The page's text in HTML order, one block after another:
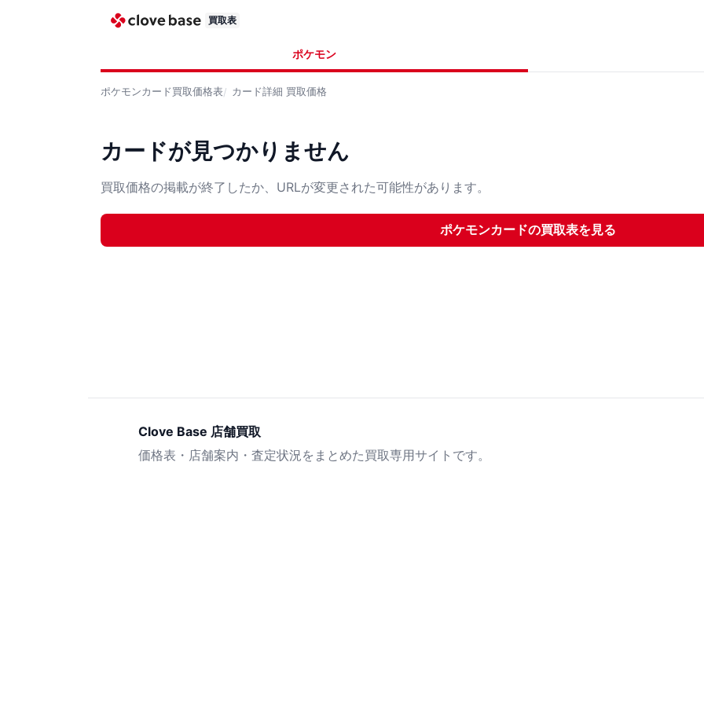
買取表
ポケモン
ポケモンカード買取価格表 カード詳細 買取価格
カードが見つかりません
買取価格の掲載が終了したか、URLが変更された可能性があります。
ポケモンカードの買取表を見る
Clove Base 店舗買取
価格表・店舗案内・査定状況をまとめた買取専用サイトです。